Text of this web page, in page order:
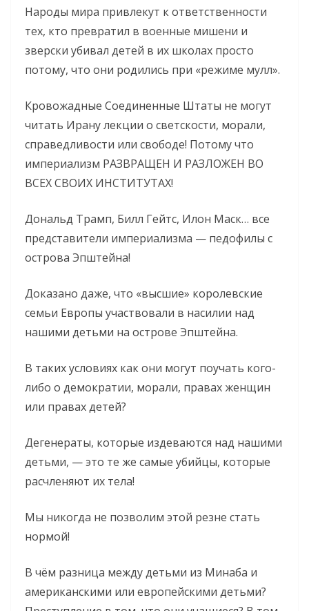
Народы мира привлекут к ответственности
тех, кто превратил в военные мишени и
зверски убивал детей в их школах просто
потому, что они родились при «режиме мулл».
Кровожадные Соединенные Штаты не могут
читать Ирану лекции о светскости, морали,
справедливости или свободе! Потому что
империализм РАЗВРАЩЕН И РАЗЛОЖЕН ВО
ВСЕХ СВОИХ ИНСТИТУТАХ!
Дональд Трамп, Билл Гейтс, Илон Маск… все
представители империализма — педофилы с
острова Эпштейна!
Доказано даже, что «высшие» королевские
семьи Европы участвовали в насилии над
нашими детьми на острове Эпштейна.
В таких условиях как они могут поучать кого-
либо о демократии, морали, правах женщин
или правах детей?
Дегенераты, которые издеваются над нашими
детьми, — это те же самые убийцы, которые
расчленяют их тела!
Мы никогда не позволим этой резне стать
нормой!
В чём разница между детьми из Минаба и
американскими или европейскими детьми?